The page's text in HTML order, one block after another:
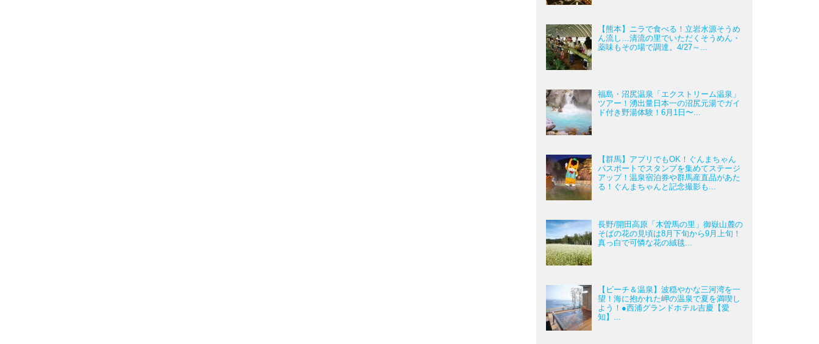
【熊本】ニラで食べる！立岩水源そうめ
ん流し…清流の里でいただくそうめん・
薬味もその場で調達。4/27～...
福島・沼尻温泉「エクストリーム温泉」
ツアー！湧出量日本一の沼尻元湯でガイ
ド付き野湯体験！6月1日〜...
【群馬】アプリでもOK！ぐんまちゃん
パスポートでスタンプを集めてステージ
アップ！温泉宿泊券や群馬産直品があた
る！ぐんまちゃんと記念撮影も...
長野/開田高原「木曽馬の里」御嶽山麓の
そばの花の見頃は8月下旬から9月上旬！
真っ白で可憐な花の絨毯...
【ビーチ＆温泉】波穏やかな三河湾を一
望！海に抱かれた岬の温泉で夏を満喫し
よう！●西浦グランドホテル吉慶【愛
知】...